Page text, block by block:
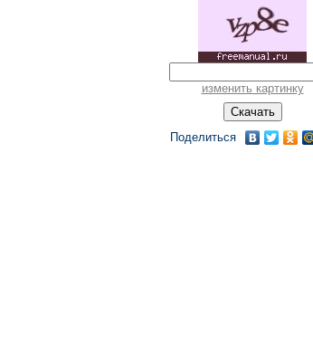
изменить картинку
Поделиться